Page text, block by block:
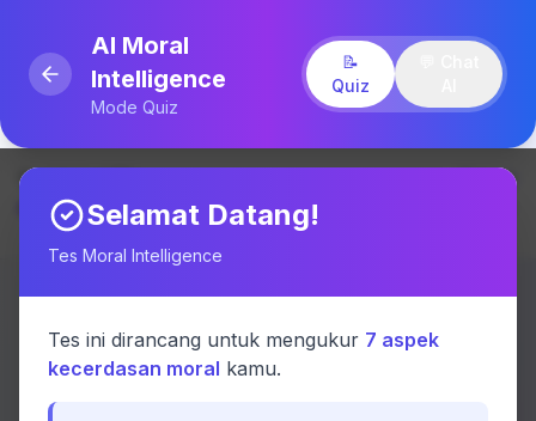
AI Moral
Intelligence
Mode Quiz
📝
Quiz
Selamat Datang!
Tes Moral Intelligence
Tes ini dirancang untuk mengukur 7 aspek
kecerdasan moral kamu.
Soal 1 dari 70 Empati
1.4%
1 Pertanyaan Empati